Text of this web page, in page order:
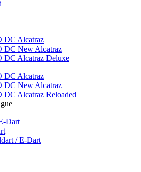
DC Alcatraz
DC New Alcatraz
DC Alcatraz Deluxe
DC Alcatraz
DC New Alcatraz
DC Alcatraz Reloaded
Dart
/ E-Dart